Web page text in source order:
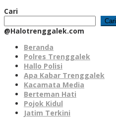
Cari
Cari
@Halotrenggalek.com
Beranda
Polres Trenggalek
Hallo Polisi
Apa Kabar Trenggalek
Kacamata Media
Berteman Hati
Pojok Kidul
Jatim Terkini